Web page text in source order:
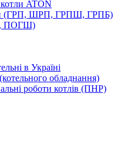
котли ATON
(ГРП, ШРП, ГРПШ, ГРПБ)
ПОГШ)
в Україні
обладнання)
роботи котлів (ПНР)